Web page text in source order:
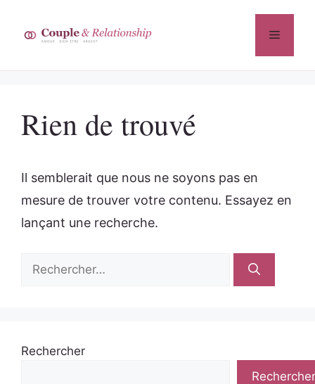
contenu
Menu
Rien de trouvé
Il semblerait que nous ne soyons pas en
mesure de trouver votre contenu. Essayez en
lançant une recherche.
Rechercher :
Rechercher
Rechercher